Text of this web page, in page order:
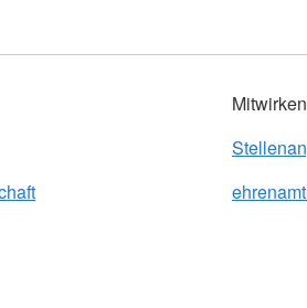
Mitwirken